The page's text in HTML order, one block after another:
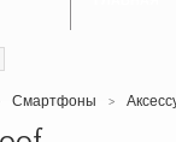
Смартфоны >